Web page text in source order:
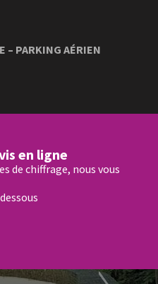
– PARKING AÉRIEN
en ligne
de chiffrage, nous vous